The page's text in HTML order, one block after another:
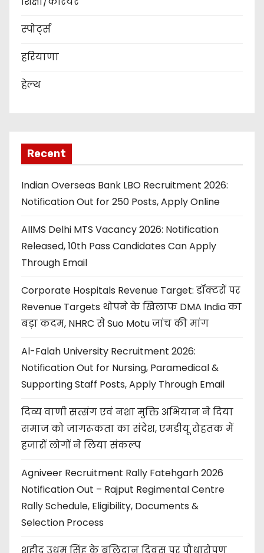
स्पोर्ट्स
हरियाणा
हेल्थ
Recent
Indian Overseas Bank LBO Recruitment 2026:
Notification Out for 250 Posts, Apply Online
AIIMS Delhi MTS Vacancy 2026: Notification
Released, 10th Pass Candidates Can Apply
Through Email
Corporate Hospitals Revenue Target: डॉक्टरों पर
Revenue Targets थोपने के खिलाफ DMA India का
बड़ा कदम, NHRC से Suo Motu जांच की मांग
Al-Falah University Recruitment 2026:
Notification Out for Nursing, Paramedical &
Supporting Staff Posts, Apply Through Email
दिव्य वाणी सत्संग एवं नशा मुक्ति अभियान ने दिया
समाज को जागरूकता का संदेश, एमडीयू रोहतक में
हजारों लोगों ने लिया संकल्प
Agniveer Recruitment Rally Fatehgarh 2026
Notification Out – Rajput Regimental Centre
Rally Schedule, Eligibility, Documents &
Selection Process